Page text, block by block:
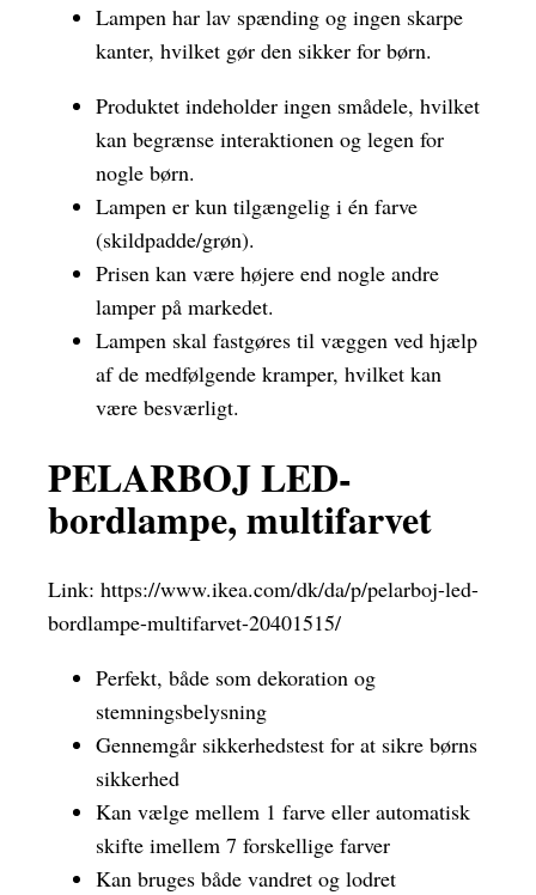
Lampen har lav spænding og ingen skarpe
kanter, hvilket gør den sikker for børn.
Produktet indeholder ingen smådele, hvilket
kan begrænse interaktionen og legen for
nogle børn.
Lampen er kun tilgængelig i én farve
(skildpadde/grøn).
Prisen kan være højere end nogle andre
lamper på markedet.
Lampen skal fastgøres til væggen ved hjælp
af de medfølgende kramper, hvilket kan
være besværligt.
PELARBOJ LED-
bordlampe, multifarvet
Link: https://www.ikea.com/dk/da/p/pelarboj-led-
bordlampe-multifarvet-20401515/
Perfekt, både som dekoration og
stemningsbelysning
Gennemgår sikkerhedstest for at sikre børns
sikkerhed
Kan vælge mellem 1 farve eller automatisk
skifte imellem 7 forskellige farver
Kan bruges både vandret og lodret